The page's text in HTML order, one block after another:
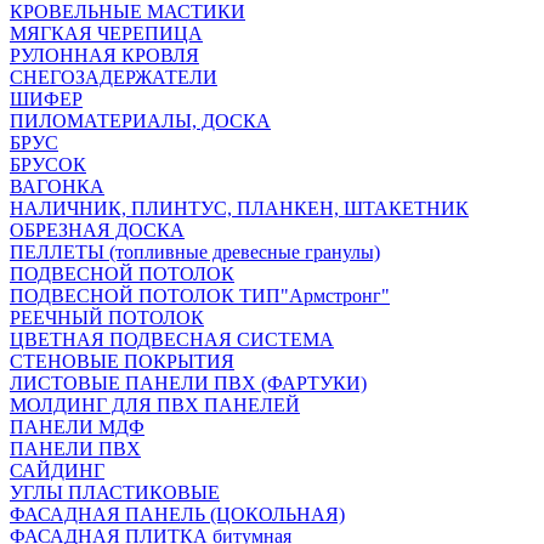
КРОВЕЛЬНЫЕ МАСТИКИ
МЯГКАЯ ЧЕРЕПИЦА
РУЛОННАЯ КРОВЛЯ
СНЕГОЗАДЕРЖАТЕЛИ
ШИФЕР
ПИЛОМАТЕРИАЛЫ, ДОСКА
БРУС
БРУСОК
ВАГОНКА
НАЛИЧНИК, ПЛИНТУС, ПЛАНКЕН, ШТАКЕТНИК
ОБРЕЗНАЯ ДОСКА
ПЕЛЛЕТЫ (топливные древесные гранулы)
ПОДВЕСНОЙ ПОТОЛОК
ПОДВЕСНОЙ ПОТОЛОК ТИП"Армстронг"
РЕЕЧНЫЙ ПОТОЛОК
ЦВЕТНАЯ ПОДВЕСНАЯ СИСТЕМА
СТЕНОВЫЕ ПОКРЫТИЯ
ЛИСТОВЫЕ ПАНЕЛИ ПВХ (ФАРТУКИ)
МОЛДИНГ ДЛЯ ПВХ ПАНЕЛЕЙ
ПАНЕЛИ МДФ
ПАНЕЛИ ПВХ
САЙДИНГ
УГЛЫ ПЛАСТИКОВЫЕ
ФАСАДНАЯ ПАНЕЛЬ (ЦОКОЛЬНАЯ)
ФАСАДНАЯ ПЛИТКА битумная